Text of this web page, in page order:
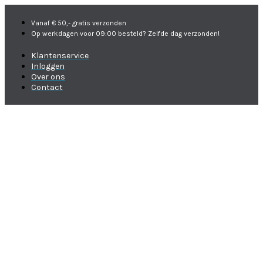
Vanaf € 50,- gratis verzonden
Op werkdagen voor 09:00 besteld? Zelfde dag verzonden!
Klantenservice
Inloggen
Over ons
Contact